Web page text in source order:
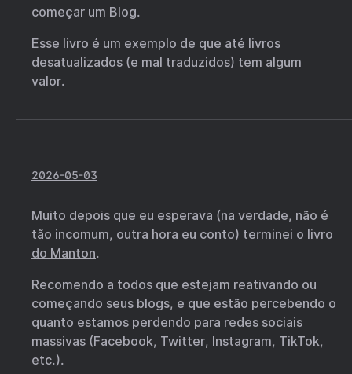
começar um Blog.
Esse livro é um exemplo de que até livros
desatualizados (e mal traduzidos) tem algum
valor.
2026-05-03
Muito depois que eu esperava (na verdade, não é
tão incomum, outra hora eu conto) terminei o livro
do Manton.
Recomendo a todos que estejam reativando ou
começando seus blogs, e que estão percebendo o
quanto estamos perdendo para redes sociais
massivas (Facebook, Twitter, Instagram, TikTok,
etc.).